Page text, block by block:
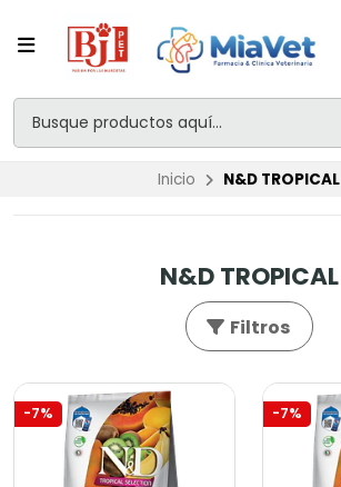
Inicio N&D TROPICAL
N&D TROPICAL
Filtros
-7% -7%